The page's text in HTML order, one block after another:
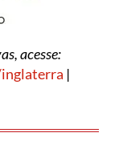
acesse:
|